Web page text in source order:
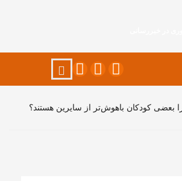
بعضی کودکان باهوش‌تر از سایرین هستند؟